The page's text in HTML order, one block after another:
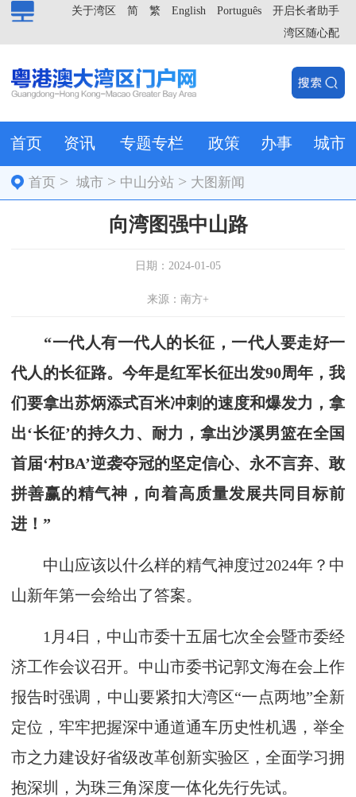
开启长者助手
Português
English
繁
简
关于湾区
湾区随心配
首页 资讯 专题专栏 政策 办事 城市
首页 >城市 > 中山分站 > 大图新闻
向湾图强中山路
日期：2024-01-05
来源：南方+
“一代人有一代人的长征，一代人要走好一
代人的长征路。今年是红军长征出发90周年，我
们要拿出苏炳添式百米冲刺的速度和爆发力，拿
出‘长征’的持久力、耐力，拿出沙溪男篮在全国
首届‘村BA’逆袭夺冠的坚定信心、永不言弃、敢
拼善赢的精气神，向着高质量发展共同目标前
进！”
中山应该以什么样的精气神度过2024年？中
山新年第一会给出了答案。
1月4日，中山市委十五届七次全会暨市委经
济工作会议召开。中山市委书记郭文海在会上作
报告时强调，中山要紧扣大湾区“一点两地”全新
定位，牢牢把握深中通道通车历史性机遇，举全
市之力建设好省级改革创新实验区，全面学习拥
抱深圳，为珠三角深度一体化先行先试。